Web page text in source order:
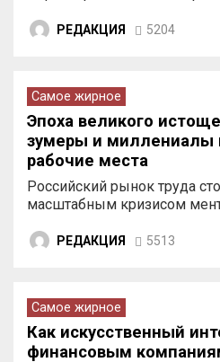
РЕДАКЦИЯ 5204
Самое жирное
Эпоха великого
зумеры и миллениалы
рабочие места
Российский рынок труда
масштабным кризисом
РЕДАКЦИЯ 5513
Самое жирное
Как искусственный
финансовым